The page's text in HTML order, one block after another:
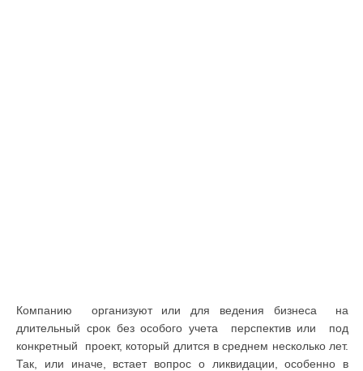
Компанию организуют или для ведения бизнеса на
длительный срок без особого учета перспектив или под
конкретный проект, который длится в среднем несколько лет.
Так, или иначе, встает вопрос о ликвидации, особенно в